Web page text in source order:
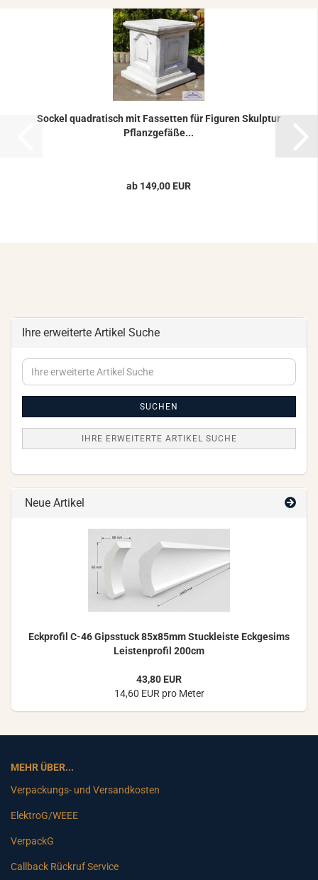
So­ckel qua­dra­tisch mit Fas­set­ten für Fi­gu­ren Skulp­tur
Pflanz­ge­fä­ße...
ab 149,00 EUR
Ihre erweiterte Artikel Suche
Ihre
erweiterte
SUCHEN
IHRE ERWEITERTE ARTIKEL SUCHE
Neue Artikel
Eck­pro­fil C-46 Gips­stuck 85x85mm Stuck­leis­te Eck­ge­sims
Leis­ten­pro­fil 200cm
43,80 EUR
14,60 EUR pro Meter
MEHR ÜBER...
Verpackungs- und Versandkosten
ElektroG/WEEE
VerpackG
Callback Rückruf Service